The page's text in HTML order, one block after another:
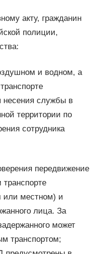
акту, гражданин
полиции,
и водном, а
несения службы в
территории по
сотрудника
передвижение
или местном) и
лица. За
может
транспортом;